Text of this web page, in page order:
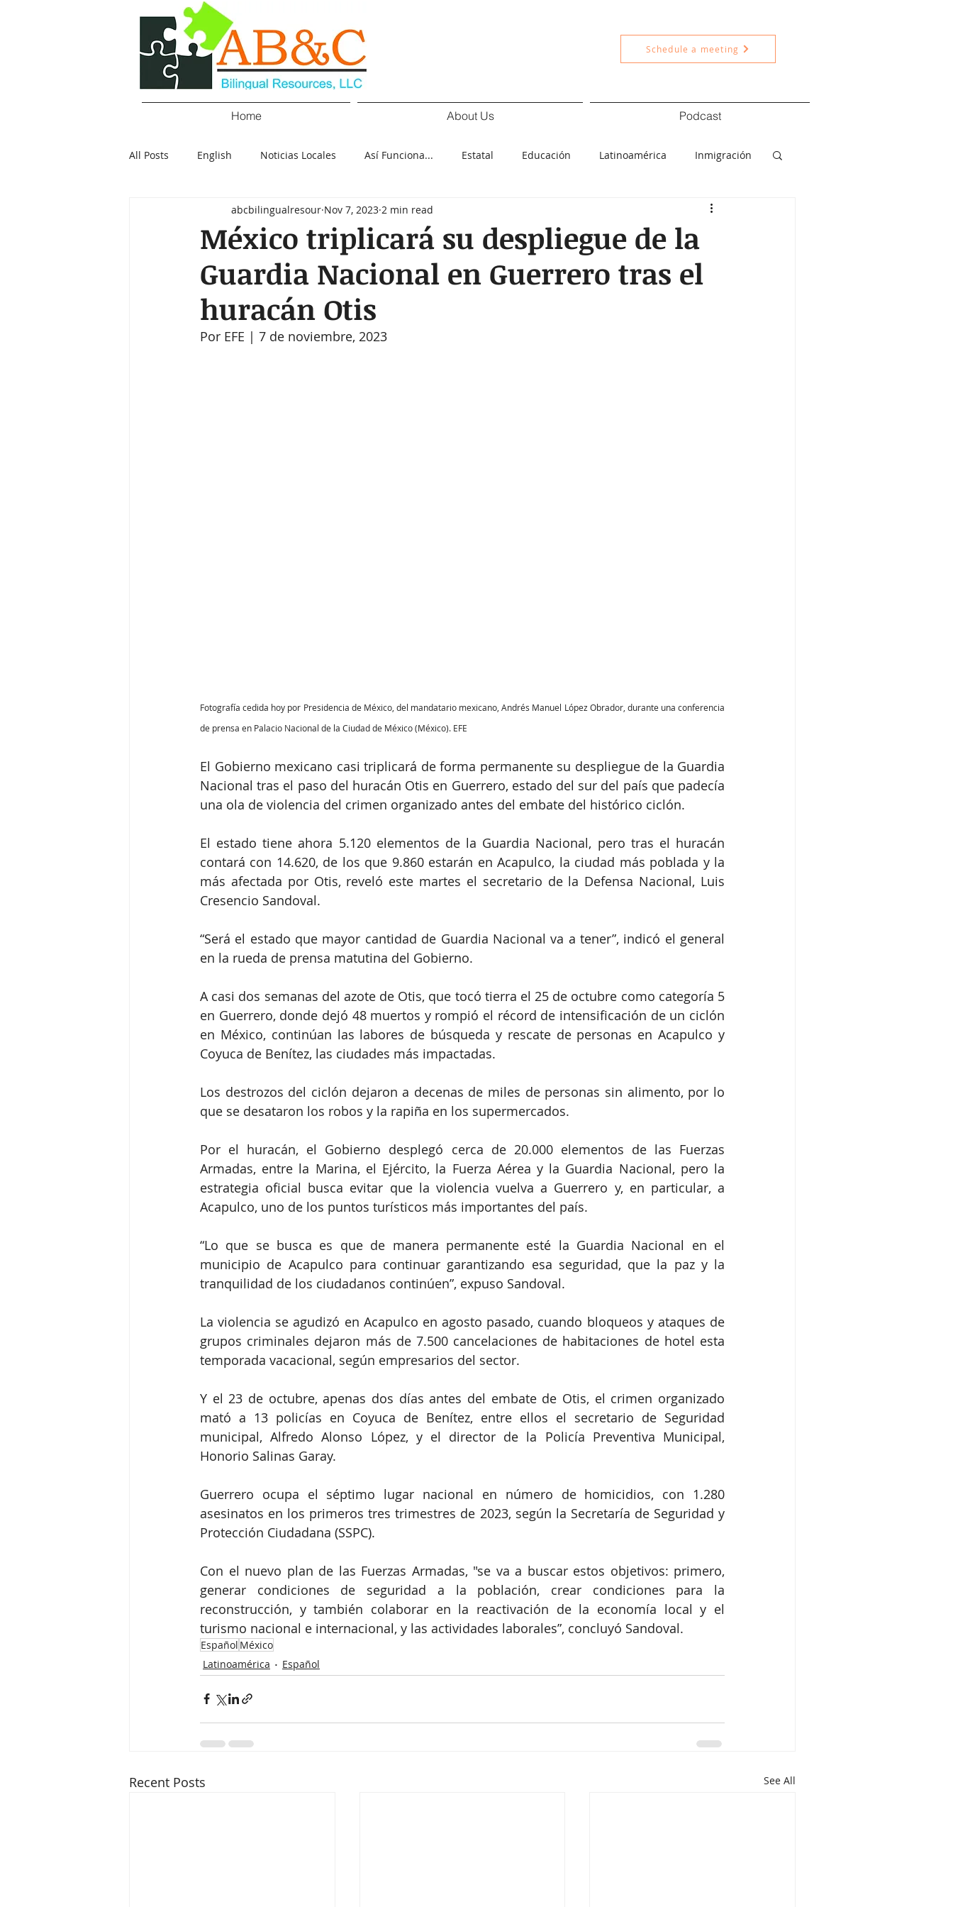
Schedule a meeting
Home About Us Podcast
All Posts English Noticias Locales Así Funciona... Estatal Educación Latinoamérica Inmigración
Negocios Salud Cultura Deportes Nacional
Elecciones Tecnología Elecciones
México triplicará su despliegue de la
Guardia Nacional en Guerrero tras el
huracán Otis
abcbilingualresour Nov 7, 2023 2 min read
Por EFE | 7 de noviembre, 2023
Fotografía cedida hoy por Presidencia de México, del mandatario mexicano, Andrés Manuel López Obrador, durante una conferencia
de prensa en Palacio Nacional de la Ciudad de México (México). EFE
El Gobierno mexicano casi triplicará de forma permanente su despliegue de la Guardia
Nacional tras el paso del huracán Otis en Guerrero, estado del sur del país que padecía
una ola de violencia del crimen organizado antes del embate del histórico ciclón.
El estado tiene ahora 5.120 elementos de la Guardia Nacional, pero tras el huracán
contará con 14.620, de los que 9.860 estarán en Acapulco, la ciudad más poblada y la
más afectada por Otis, reveló este martes el secretario de la Defensa Nacional, Luis
Cresencio Sandoval.
“Será el estado que mayor cantidad de Guardia Nacional va a tener”, indicó el general
en la rueda de prensa matutina del Gobierno.
A casi dos semanas del azote de Otis, que tocó tierra el 25 de octubre como categoría 5
en Guerrero, donde dejó 48 muertos y rompió el récord de intensificación de un ciclón
en México, continúan las labores de búsqueda y rescate de personas en Acapulco y
Coyuca de Benítez, las ciudades más impactadas.
Los destrozos del ciclón dejaron a decenas de miles de personas sin alimento, por lo
que se desataron los robos y la rapiña en los supermercados.
Por el huracán, el Gobierno desplegó cerca de 20.000 elementos de las Fuerzas
Armadas, entre la Marina, el Ejército, la Fuerza Aérea y la Guardia Nacional, pero la
estrategia oficial busca evitar que la violencia vuelva a Guerrero y, en particular, a
Acapulco, uno de los puntos turísticos más importantes del país.
“Lo que se busca es que de manera permanente esté la Guardia Nacional en el
municipio de Acapulco para continuar garantizando esa seguridad, que la paz y la
tranquilidad de los ciudadanos continúen”, expuso Sandoval.
La violencia se agudizó en Acapulco en agosto pasado, cuando bloqueos y ataques de
grupos criminales dejaron más de 7.500 cancelaciones de habitaciones de hotel esta
temporada vacacional, según empresarios del sector.
Y el 23 de octubre, apenas dos días antes del embate de Otis, el crimen organizado
mató a 13 policías en Coyuca de Benítez, entre ellos el secretario de Seguridad
municipal, Alfredo Alonso López, y el director de la Policía Preventiva Municipal,
Honorio Salinas Garay.
Guerrero ocupa el séptimo lugar nacional en número de homicidios, con 1.280
asesinatos en los primeros tres trimestres de 2023, según la Secretaría de Seguridad y
Protección Ciudadana (SSPC).
Con el nuevo plan de las Fuerzas Armadas, "se va a buscar estos objetivos: primero,
generar condiciones de seguridad a la población, crear condiciones para la
reconstrucción, y también colaborar en la reactivación de la economía local y el
turismo nacional e internacional, y las actividades laborales”, concluyó Sandoval.
Español México
Latinoamérica
Español
Recent Posts See All